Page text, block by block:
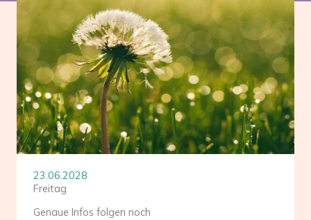
23.06.2028
Freitag
Genaue Infos folgen noch